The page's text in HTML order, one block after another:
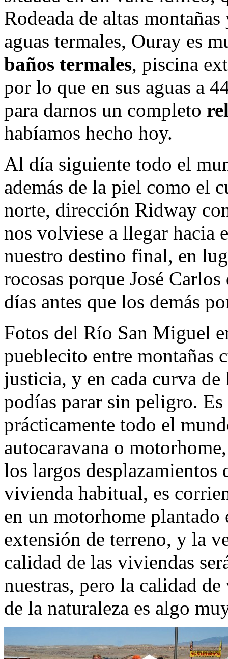
Rodeada de altas
aguas termales, Ouray es
baños termales, piscina
por lo que en sus aguas a
para darnos un completo
habíamos hecho hoy.
Al día siguiente todo el
además de la piel como el
norte, dirección Ridway
nos volviese a llegar hacia
nuestro destino final, en
rocosas porque José
días antes que los demás
Fotos del Río San Miguel
pueblecito entre montañas
justicia, y en cada curva
podías parar sin peligro.
prácticamente todo el
autocaravana o
los largos desplazamientos
vivienda habitual, es
en un motorhome plantado
extensión de terreno, y la
calidad de las viviendas
nuestras, pero la calidad
de la naturaleza es algo